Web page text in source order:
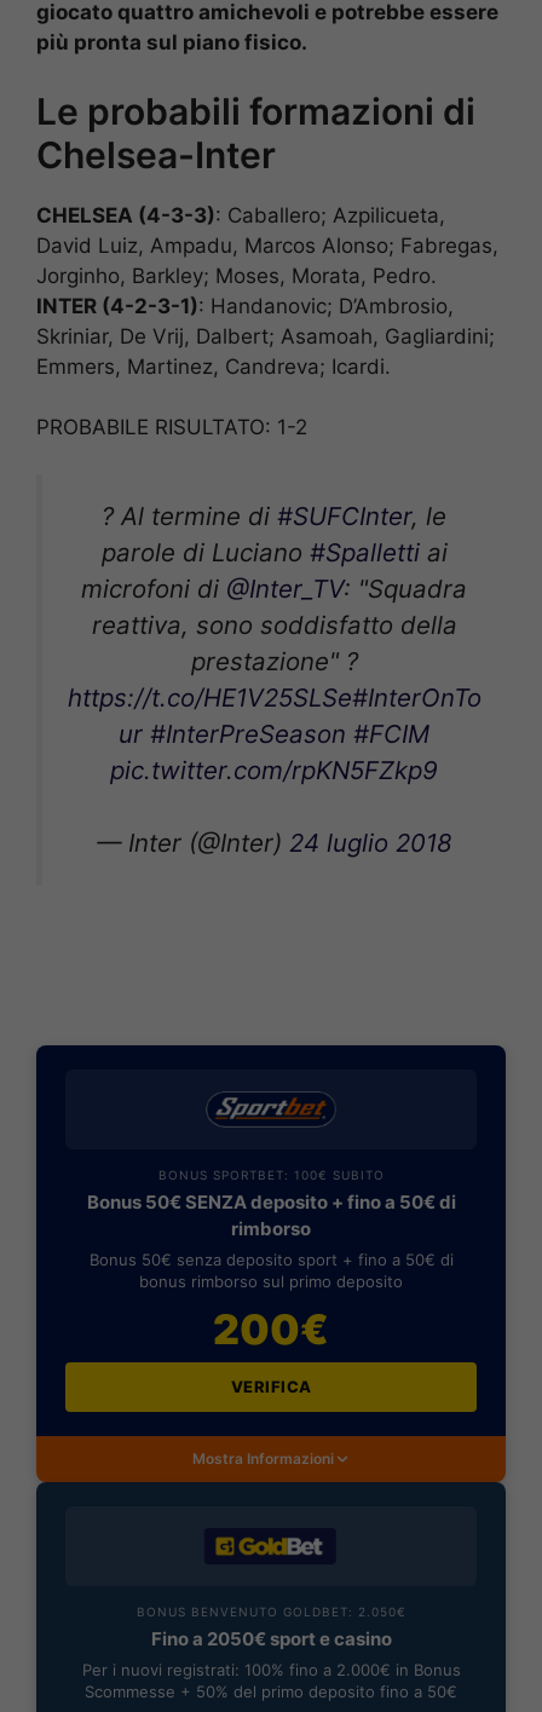
giocato quattro amichevoli e potrebbe essere
più pronta sul piano fisico.
Le probabili formazioni di
Chelsea-Inter
CHELSEA (4-3-3): Caballero; Azpilicueta,
David Luiz, Ampadu, Marcos Alonso; Fabregas,
Jorginho, Barkley; Moses, Morata, Pedro.
INTER (4-2-3-1): Handanovic; D’Ambrosio,
Skriniar, De Vrij, Dalbert; Asamoah, Gagliardini;
Emmers, Martinez, Candreva; Icardi.
PROBABILE RISULTATO: 1-2
?️ Al termine di #SUFCInter, le
parole di Luciano #Spallettiai
microfoni di @Inter_TV: "Squadra
reattiva, sono soddisfatto della
prestazione" ?
https://t.co/HE1V25SLSe#InterOnTo
ur #InterPreSeason #FCIM
pic.twitter.com/rpKN5FZkp9
— Inter (@Inter) 24 luglio 2018
BONUS SPORTBET: 100€ SUBITO
Bonus 50€ SENZA deposito + fino a 50€ di
rimborso
Bonus 50€ senza deposito sport + fino a 50€ di
bonus rimborso sul primo deposito
200€
VERIFICA
Mostra Informazioni
BONUS BENVENUTO GOLDBET: 2.050€
Fino a 2050€ sport e casino
Per i nuovi registrati: 100% fino a 2.000€ in Bonus
Scommesse + 50% del primo deposito fino a 50€